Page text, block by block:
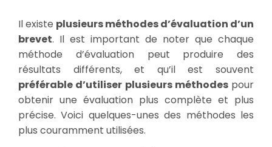
Il existe plusieurs méthodes d’évaluation d’un
brevet. Il est important de noter que chaque
méthode d’évaluation peut produire des
résultats différents, et qu’il est souvent
préférable d’utiliser plusieurs méthodespour
obtenir une évaluation plus complète et plus
précise. Voici quelques-unes des méthodes les
plus couramment utilisées.